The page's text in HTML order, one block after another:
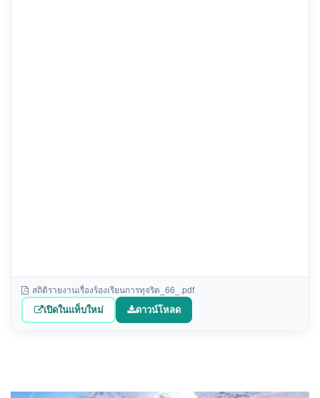
สถิติรายงานเรื่องร้องเรียนการทุจริต_66_.pdf
เปิดในแท็บใหม่ ดาวน์โหลด